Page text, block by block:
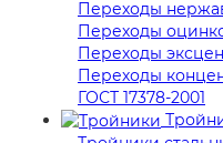
Переходы
Переходы
Переходы
Переходы
ГОСТ 17378-2001